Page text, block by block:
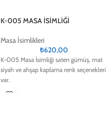
K-005 MASA İSİMLİĞİ
Masa İsimlikleri
₺620,00
K-005 Masa İsimliği saten gümüş, mat
siyah ve ahşap kaplama renk seçenekleri
var.